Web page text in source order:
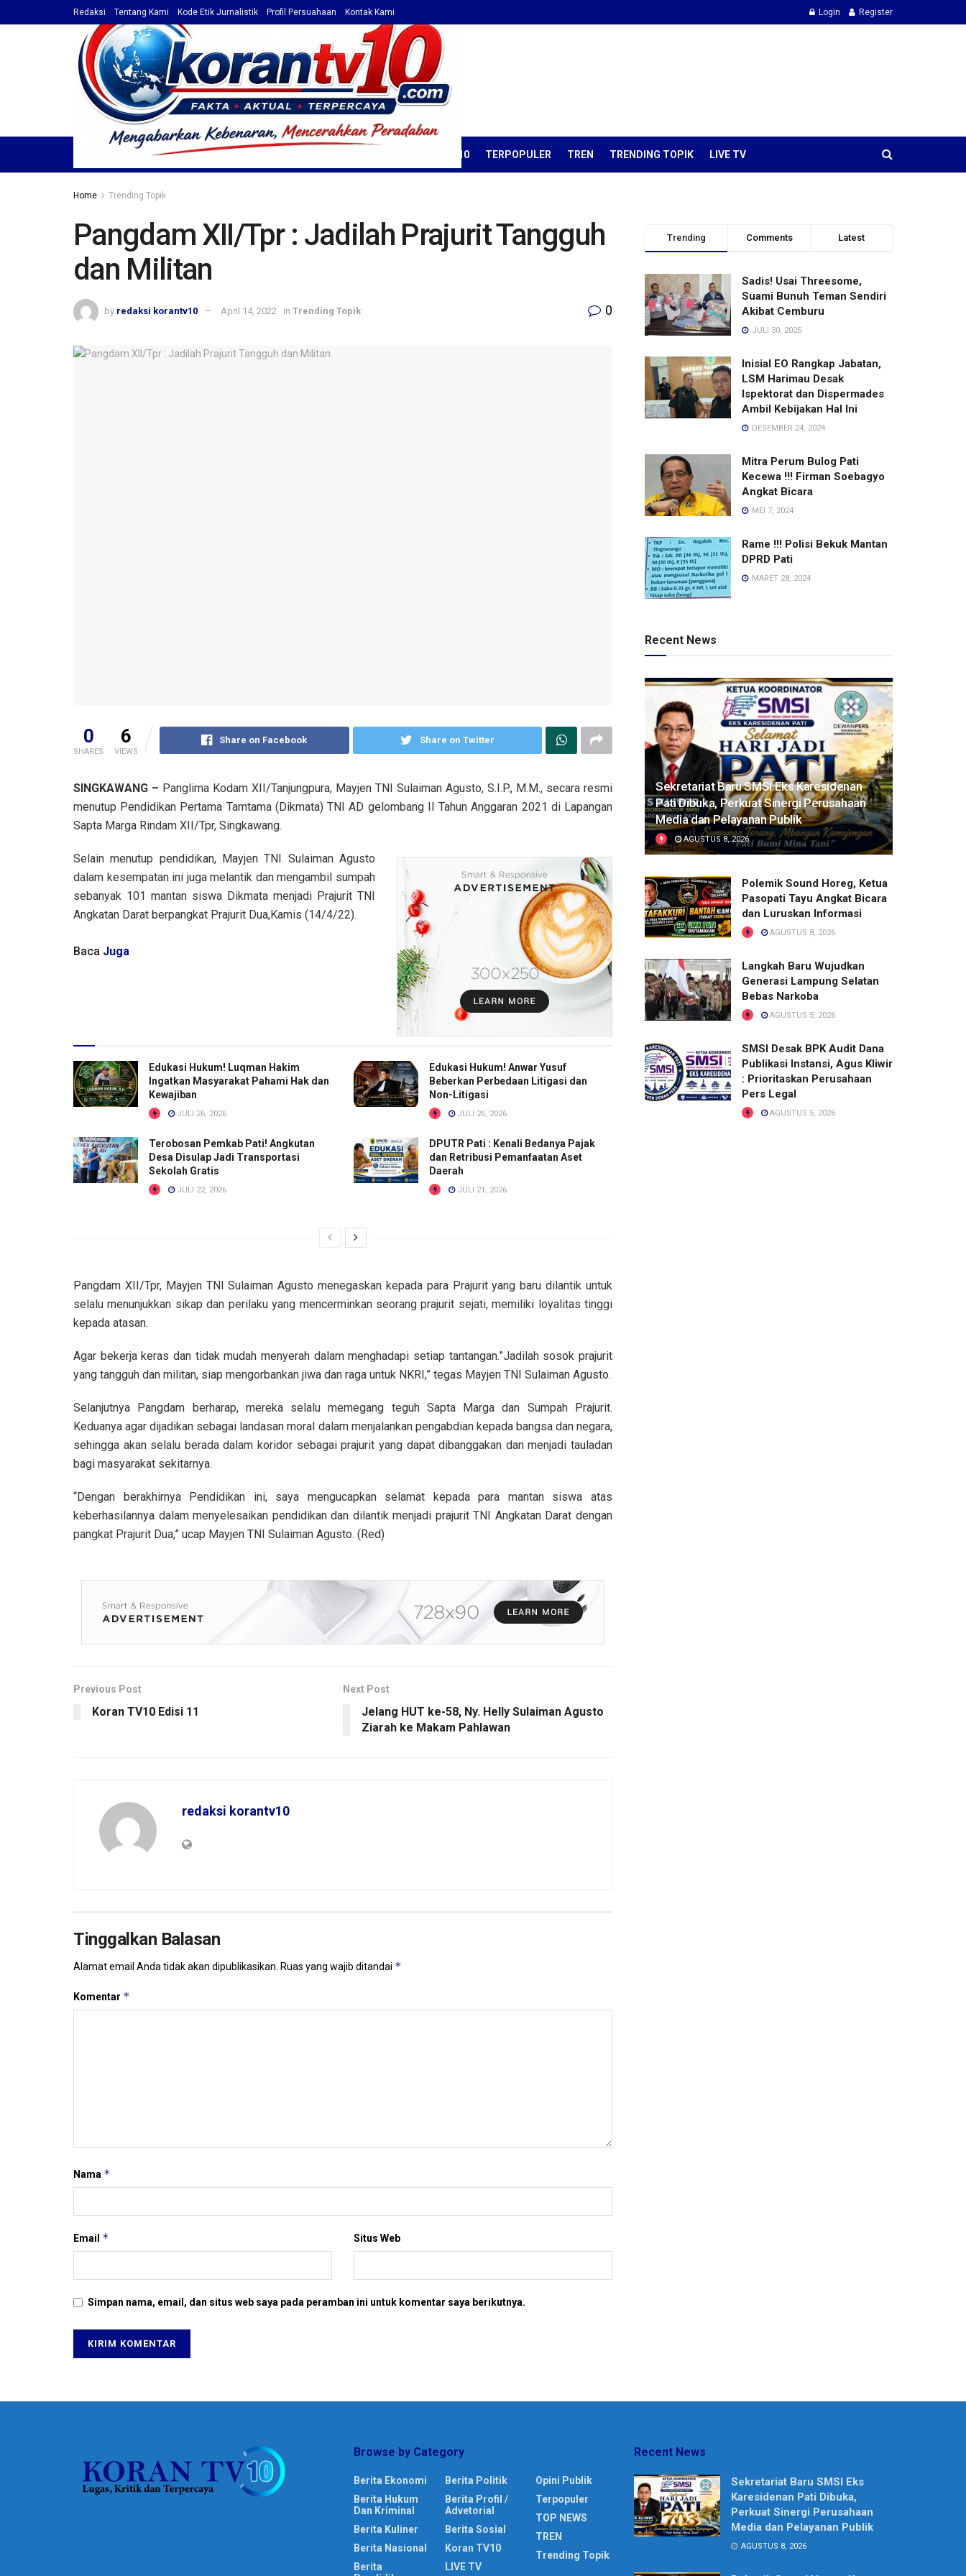
Redaksi Tentang Kami Kode Etik Jurnalistik Profil Persuahaan Kontak Kami Login Register
TOP NEWS BERITA KORAN TV10 TERPOPULER TREN TRENDING TOPIK LIVE TV
Home Trending Topik
Pangdam XII/Tpr : Jadilah Prajurit Tangguh
dan Militan
by redaksi korantv10 April 14, 2022 in Trending Topik 0
0
SHARES
6
VIEWS
Share on Facebook Share on Twitter
SINGKAWANG – Panglima Kodam XII/Tanjungpura, Mayjen TNI Sulaiman Agusto, S.I.P., M.M., secara resmi
menutup Pendidikan Pertama Tamtama (Dikmata) TNI AD gelombang II Tahun Anggaran 2021 di Lapangan
Sapta Marga Rindam XII/Tpr, Singkawang.
Selain menutup pendidikan, Mayjen TNI Sulaiman Agusto
dalam kesempatan ini juga melantik dan mengambil sumpah
sebanyak 101 mantan siswa Dikmata menjadi Prajurit TNI
Angkatan Darat berpangkat Prajurit Dua,Kamis (14/4/22).
Baca Juga
Edukasi Hukum! Luqman Hakim
Ingatkan Masyarakat Pahami Hak dan
Kewajiban
JULI 26, 2026
Edukasi Hukum! Anwar Yusuf
Beberkan Perbedaan Litigasi dan
Non-Litigasi
JULI 26, 2026
Terobosan Pemkab Pati! Angkutan
Desa Disulap Jadi Transportasi
Sekolah Gratis
JULI 22, 2026
DPUTR Pati : Kenali Bedanya Pajak
dan Retribusi Pemanfaatan Aset
Daerah
JULI 21, 2026
Pangdam XII/Tpr, Mayjen TNI Sulaiman Agusto menegaskan kepada para Prajurit yang baru dilantik untuk
selalu menunjukkan sikap dan perilaku yang mencerminkan seorang prajurit sejati, memiliki loyalitas tinggi
kepada atasan.
Agar bekerja keras dan tidak mudah menyerah dalam menghadapi setiap tantangan.”Jadilah sosok prajurit
yang tangguh dan militan, siap mengorbankan jiwa dan raga untuk NKRI,” tegas Mayjen TNI Sulaiman Agusto.
Selanjutnya Pangdam berharap, mereka selalu memegang teguh Sapta Marga dan Sumpah Prajurit.
Keduanya agar dijadikan sebagai landasan moral dalam menjalankan pengabdian kepada bangsa dan negara,
sehingga akan selalu berada dalam koridor sebagai prajurit yang dapat dibanggakan dan menjadi tauladan
bagi masyarakat sekitarnya.
“Dengan berakhirnya Pendidikan ini, saya mengucapkan selamat kepada para mantan siswa atas
keberhasilannya dalam menyelesaikan pendidikan dan dilantik menjadi prajurit TNI Angkatan Darat dengan
pangkat Prajurit Dua,” ucap Mayjen TNI Sulaiman Agusto. (Red)
Previous Post
Koran TV10 Edisi 11
Next Post
Jelang HUT ke-58, Ny. Helly Sulaiman Agusto
Ziarah ke Makam Pahlawan
redaksi korantv10
Tinggalkan Balasan
Alamat email Anda tidak akan dipublikasikan. Ruas yang wajib ditandai *
Komentar *
Nama *
Email * Situs Web
Simpan nama, email, dan situs web saya pada peramban ini untuk komentar saya berikutnya.
Trending Comments Latest
Sadis! Usai Threesome,
Suami Bunuh Teman Sendiri
Akibat Cemburu
JULI 30, 2025
Inisial EO Rangkap Jabatan,
LSM Harimau Desak
Ispektorat dan Dispermades
Ambil Kebijakan Hal Ini
DESEMBER 24, 2024
Mitra Perum Bulog Pati
Kecewa !!! Firman Soebagyo
Angkat Bicara
MEI 7, 2024
Rame !!! Polisi Bekuk Mantan
DPRD Pati
MARET 28, 2024
Recent News
Sekretariat Baru SMSI Eks Karesidenan
Pati Dibuka, Perkuat Sinergi Perusahaan
Media dan Pelayanan Publik
AGUSTUS 8, 2026
Polemik Sound Horeg, Ketua
Pasopati Tayu Angkat Bicara
dan Luruskan Informasi
AGUSTUS 8, 2026
Langkah Baru Wujudkan
Generasi Lampung Selatan
Bebas Narkoba
AGUSTUS 5, 2026
SMSI Desak BPK Audit Dana
Publikasi Instansi, Agus Kliwir
: Prioritaskan Perusahaan
Pers Legal
AGUSTUS 5, 2026
Browse by Category
Berita Ekonomi
Berita Hukum
Dan Kriminal
Berita Kuliner
Berita Nasional
Berita
Berita Politik
Berita Profil /
Advetorial
Berita Sosial
Koran TV10
LIVE TV
Opini Publik
Terpopuler
TOP NEWS
TREN
Trending Topik
Recent News
Sekretariat Baru SMSI Eks
Karesidenan Pati Dibuka,
Perkuat Sinergi Perusahaan
Media dan Pelayanan Publik
AGUSTUS 8, 2026